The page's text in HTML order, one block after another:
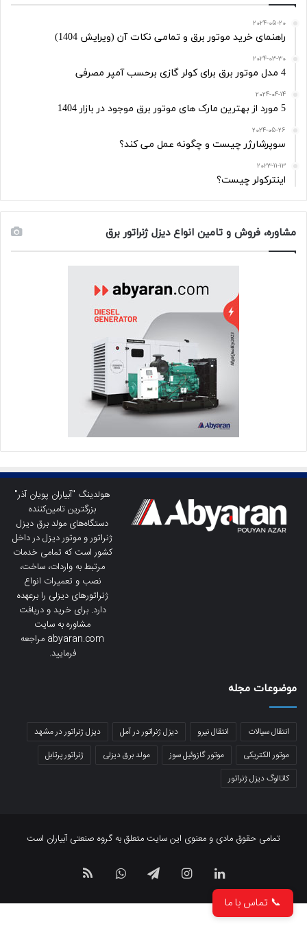
2024-05-20
راهنمای خرید موتور برق و تمامی نکات آن (ویرایش 1404)
2024-03-30
4 مدل موتور برق برای کولر گازی برحسب آمپر مصرفی
2024-04-14
5 مورد از بهترین مارک های موتور برق موجود در بازار 1404
2024-05-26
سوپرشارژر چیست و چگونه عمل می کند؟
2023-11-13
اینترکولر چیست؟
مشاوره، فروش و تامین انواع دیزل ژنراتور برق
هولدینگ "آبیاران پویان آذر"
بزرگترین تامین‌کننده
دستگاه‌های مولد برق دیزل
ژنراتور و موتور دیزل در داخل
کشور است که تمامی خدمات
مرتبط به واردات، ساخت،
نصب و تعمیرات انواع
ژنراتورهای دیزلی را برعهده
دارد. برای خرید و دریافت
مشاوره به سایت
abyaran.com مراجعه
فرمایید.
موضوعات مجله
انتقال سیالات انتقال نیرو دیزل ژنراتور در آمل
دیزل ژنراتور در مشهد
موتور الکتریکی
موتور گازوئیل سوز مولد برق دیزلی
ژنراتور پرتابل
کاتالوگ دیزل ژنراتور
تمامی حقوق مادی و معنوی این سایت متعلق به گروه صنعتی آبیاران است
لینکدین اینستاگرام تلگرام
واتس
آپ
📞 تماس با ما